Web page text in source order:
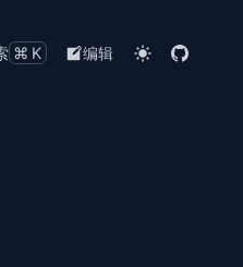
⌘K 编辑